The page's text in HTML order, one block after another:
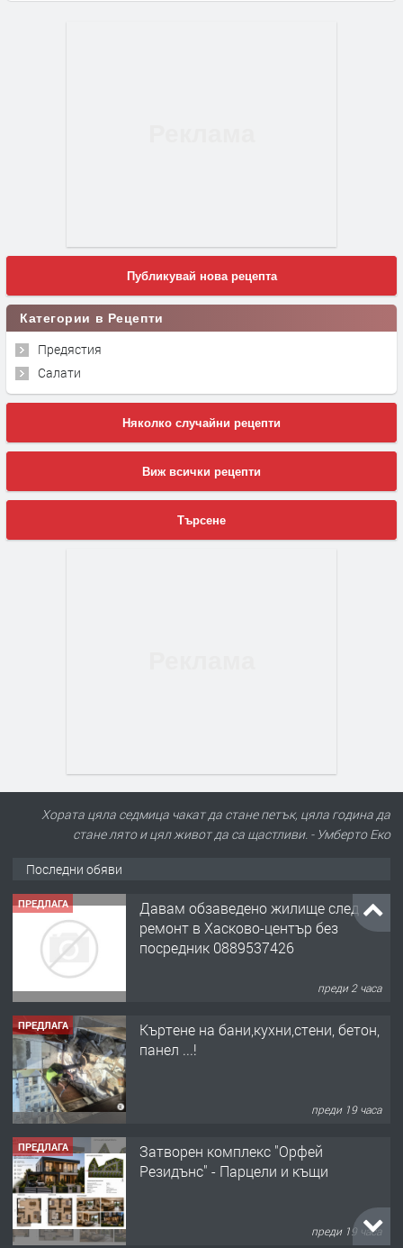
Публикувай нова рецепта
Категории в Рецепти
Предястия
Салати
Няколко случайни рецепти
Виж всички рецепти
Търсене
Хората цяла седмица чакат да стане петък, цяла година да
стане лято и цял живот да са щастливи. - Умберто Еко
Последни обяви
ПРЕДЛАГА
Давам обзаведено жилище след
ремонт в Хасково-център без
посредник 0889537426
преди 2 часа
ПРЕДЛАГА
Къртене на бани,кухни,стени, бетон,
панел ...!
преди 19 часа
ПРЕДЛАГА
Затворен комплекс "Орфей
Резидънс" - Парцели и къщи
преди 19 часа